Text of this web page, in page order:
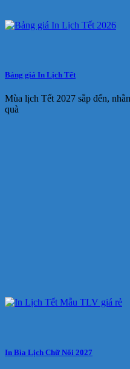
Bảng giá In Lịch Tết
Mùa lịch Tết 2027 sắp đến,
quà
In Bìa Lịch Chữ Nổi 2027